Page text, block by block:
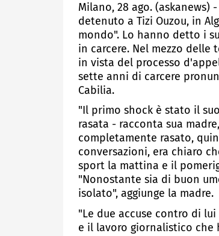
Milano, 28 ago.
detenuto a Tizi Ouzou, in
mondo". Lo hanno detto i
in carcere. Nel mezzo delle
in vista del processo
sette anni di carcere
Cabilia.
"Il primo shock è stato il
rasata - racconta sua
completamente rasato,
conversazioni, era chiaro
sport la mattina e il
"Nonostante sia di buon
isolato", aggiunge la madre.
"Le due accuse contro di
e il lavoro giornalistico che